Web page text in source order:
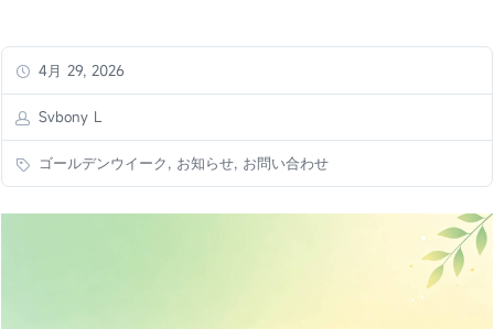
4月 29, 2026
Svbony L
ゴールデンウイーク, お知らせ, お問い合わせ